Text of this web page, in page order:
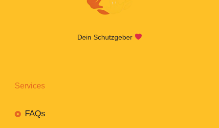
Dein Schutzgeber
Services
FAQs